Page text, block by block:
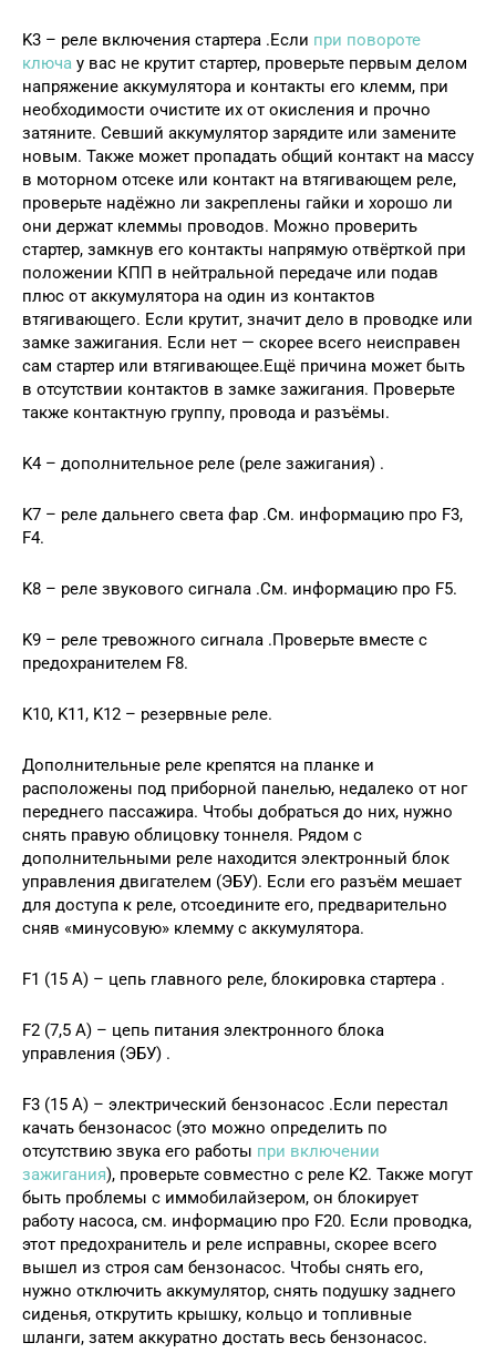
K3 – реле включения стартера .Если при повороте
ключа у вас не крутит стартер, проверьте первым делом
напряжение аккумулятора и контакты его клемм, при
необходимости очистите их от окисления и прочно
затяните. Севший аккумулятор зарядите или замените
новым. Также может пропадать общий контакт на массу
в моторном отсеке или контакт на втягивающем реле,
проверьте надёжно ли закреплены гайки и хорошо ли
они держат клеммы проводов. Можно проверить
стартер, замкнув его контакты напрямую отвёрткой при
положении КПП в нейтральной передаче или подав
плюс от аккумулятора на один из контактов
втягивающего. Если крутит, значит дело в проводке или
замке зажигания. Если нет — скорее всего неисправен
сам стартер или втягивающее.Ещё причина может быть
в отсутствии контактов в замке зажигания. Проверьте
также контактную группу, провода и разъёмы.
K4 – дополнительное реле (реле зажигания) .
K7 – реле дальнего света фар .См. информацию про F3,
F4.
K8 – реле звукового сигнала .См. информацию про F5.
K9 – реле тревожного сигнала .Проверьте вместе с
предохранителем F8.
K10, K11, K12 – резервные реле.
Дополнительные реле крепятся на планке и
расположены под приборной панелью, недалеко от ног
переднего пассажира. Чтобы добраться до них, нужно
снять правую облицовку тоннеля. Рядом с
дополнительными реле находится электронный блок
управления двигателем (ЭБУ). Если его разъём мешает
для доступа к реле, отсоедините его, предварительно
сняв «минусовую» клемму с аккумулятора.
F1 (15 А) – цепь главного реле, блокировка стартера .
F2 (7,5 А) – цепь питания электронного блока
управления (ЭБУ) .
F3 (15 А) – электрический бензонасос .Если перестал
качать бензонасос (это можно определить по
отсутствию звука его работы при включении
зажигания), проверьте совместно с реле K2. Также могут
быть проблемы с иммобилайзером, он блокирует
работу насоса, см. информацию про F20. Если проводка,
этот предохранитель и реле исправны, скорее всего
вышел из строя сам бензонасос. Чтобы снять его,
нужно отключить аккумулятор, снять подушку заднего
сиденья, открутить крышку, кольцо и топливные
шланги, затем аккуратно достать весь бензонасос.